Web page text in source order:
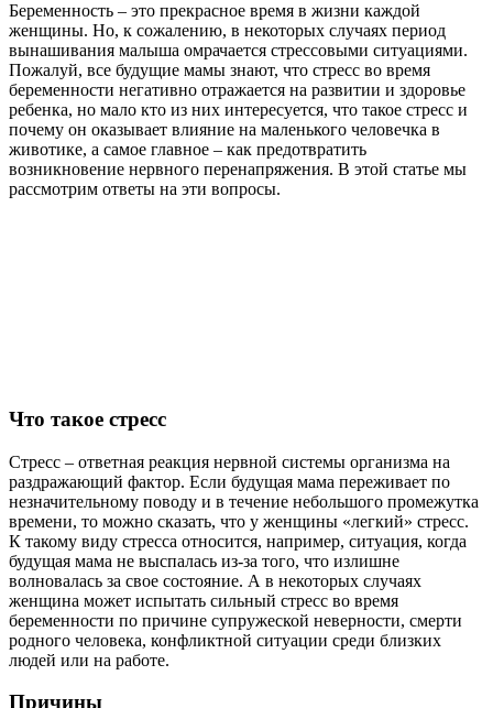
Беременность – это прекрасное время в жизни каждой
женщины. Но, к сожалению, в некоторых случаях период
вынашивания малыша омрачается стрессовыми ситуациями.
Пожалуй, все будущие мамы знают, что стресс во время
беременности негативно отражается на развитии и здоровье
ребенка, но мало кто из них интересуется, что такое стресс и
почему он оказывает влияние на маленького человечка в
животике, а самое главное – как предотвратить
возникновение нервного перенапряжения. В этой статье мы
рассмотрим ответы на эти вопросы.
Что такое стресс
Стресс – ответная реакция нервной системы организма на
раздражающий фактор. Если будущая мама переживает по
незначительному поводу и в течение небольшого промежутка
времени, то можно сказать, что у женщины «легкий» стресс.
К такому виду стресса относится, например, ситуация, когда
будущая мама не выспалась из-за того, что излишне
волновалась за свое состояние. А в некоторых случаях
женщина может испытать сильный стресс во время
беременности по причине супружеской неверности, смерти
родного человека, конфликтной ситуации среди близких
людей или на работе.
Причины